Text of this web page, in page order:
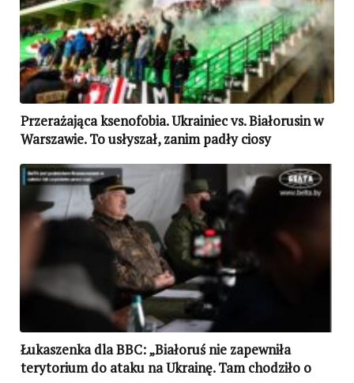
Przerażająca ksenofobia. Ukrainiec vs. Białorusin w
Warszawie. To usłyszał, zanim padły ciosy
Łukaszenka dla BBC: „Białoruś nie zapewniła
terytorium do ataku na Ukrainę. Tam chodziło o